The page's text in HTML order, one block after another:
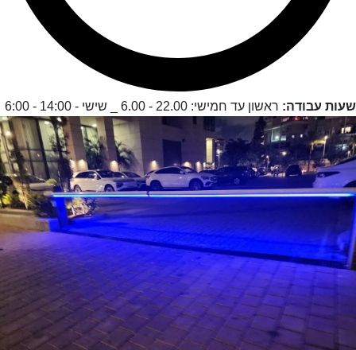
שעות עבודה: ראשון עד חמישי: 22.00 - 6.00 _ שישי - 14:00 - 6:00